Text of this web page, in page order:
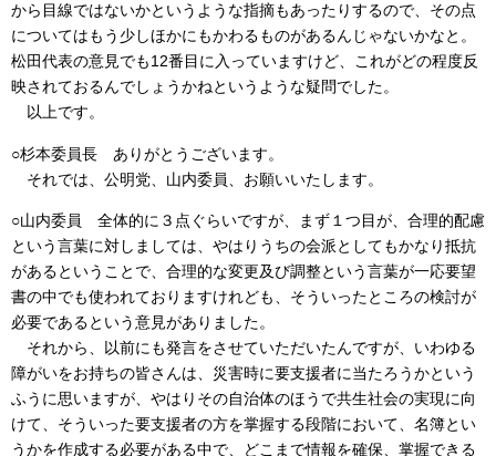
から目線ではないかというような指摘もあったりするので、その点
についてはもう少しほかにもかわるものがあるんじゃないかなと。
松田代表の意見でも12番目に入っていますけど、これがどの程度反
映されておるんでしょうかねというような疑問でした。
以上です。
○杉本委員長 ありがとうございます。
それでは、公明党、山内委員、お願いいたします。
○山内委員 全体的に３点ぐらいですが、まず１つ目が、合理的配慮
という言葉に対しましては、やはりうちの会派としてもかなり抵抗
があるということで、合理的な変更及び調整という言葉が一応要望
書の中でも使われておりますけれども、そういったところの検討が
必要であるという意見がありました。
それから、以前にも発言をさせていただいたんですが、いわゆる
障がいをお持ちの皆さんは、災害時に要支援者に当たろうかという
ふうに思いますが、やはりその自治体のほうで共生社会の実現に向
けて、そういった要支援者の方を掌握する段階において、名簿とい
うかを作成する必要がある中で、どこまで情報を確保、掌握できる